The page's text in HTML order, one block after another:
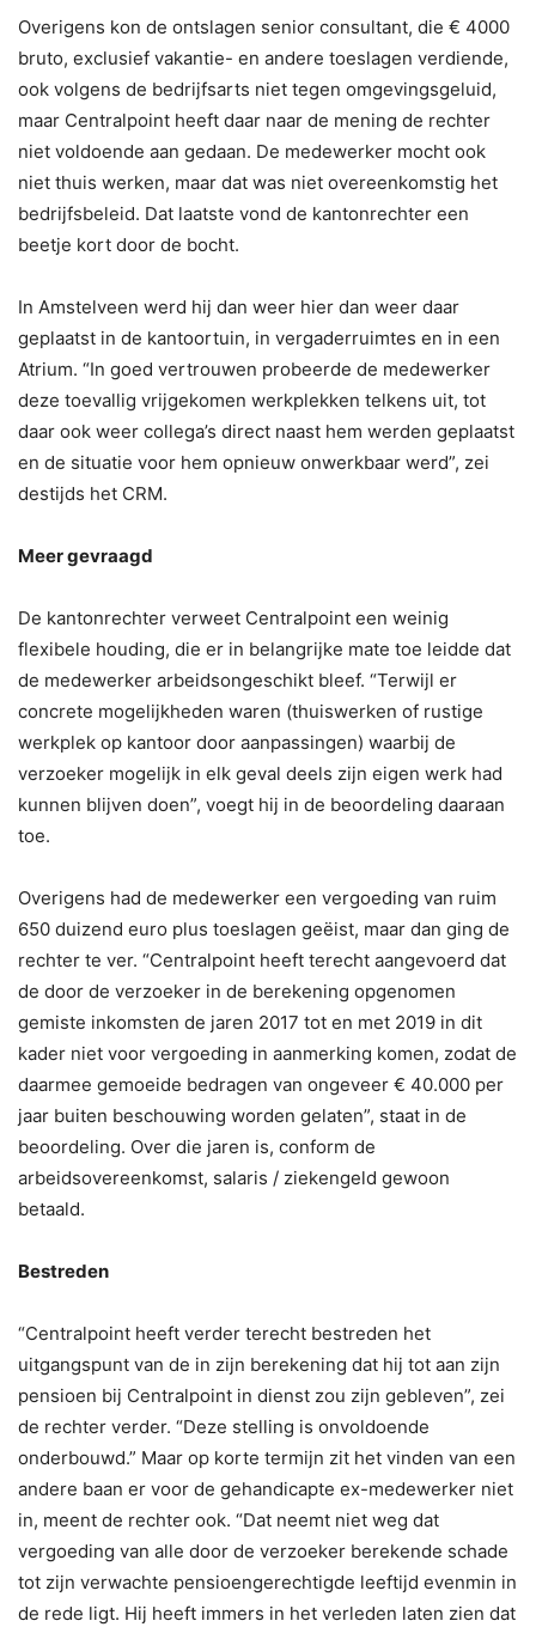
Overigens kon de ontslagen senior consultant, die € 4000
bruto, exclusief vakantie- en andere toeslagen verdiende,
ook volgens de bedrijfsarts niet tegen omgevingsgeluid,
maar Centralpoint heeft daar naar de mening de rechter
niet voldoende aan gedaan. De medewerker mocht ook
niet thuis werken, maar dat was niet overeenkomstig het
bedrijfsbeleid. Dat laatste vond de kantonrechter een
beetje kort door de bocht.
In Amstelveen werd hij dan weer hier dan weer daar
geplaatst in de kantoortuin, in vergaderruimtes en in een
Atrium. “In goed vertrouwen probeerde de medewerker
deze toevallig vrijgekomen werkplekken telkens uit, tot
daar ook weer collega’s direct naast hem werden geplaatst
en de situatie voor hem opnieuw onwerkbaar werd”, zei
destijds het CRM.
Meer gevraagd
De kantonrechter verweet Centralpoint een weinig
flexibele houding, die er in belangrijke mate toe leidde dat
de medewerker arbeidsongeschikt bleef. “Terwijl er
concrete mogelijkheden waren (thuiswerken of rustige
werkplek op kantoor door aanpassingen) waarbij de
verzoeker mogelijk in elk geval deels zijn eigen werk had
kunnen blijven doen”, voegt hij in de beoordeling daaraan
toe.
Overigens had de medewerker een vergoeding van ruim
650 duizend euro plus toeslagen geëist, maar dan ging de
rechter te ver. “Centralpoint heeft terecht aangevoerd dat
de door de verzoeker in de berekening opgenomen
gemiste inkomsten de jaren 2017 tot en met 2019 in dit
kader niet voor vergoeding in aanmerking komen, zodat de
daarmee gemoeide bedragen van ongeveer € 40.000 per
jaar buiten beschouwing worden gelaten”, staat in de
beoordeling. Over die jaren is, conform de
arbeidsovereenkomst, salaris / ziekengeld gewoon
betaald.
Bestreden
“Centralpoint heeft verder terecht bestreden het
uitgangspunt van de in zijn berekening dat hij tot aan zijn
pensioen bij Centralpoint in dienst zou zijn gebleven”, zei
de rechter verder. “Deze stelling is onvoldoende
onderbouwd.” Maar op korte termijn zit het vinden van een
andere baan er voor de gehandicapte ex-medewerker niet
in, meent de rechter ook. “Dat neemt niet weg dat
vergoeding van alle door de verzoeker berekende schade
tot zijn verwachte pensioengerechtigde leeftijd evenmin in
de rede ligt. Hij heeft immers in het verleden laten zien dat